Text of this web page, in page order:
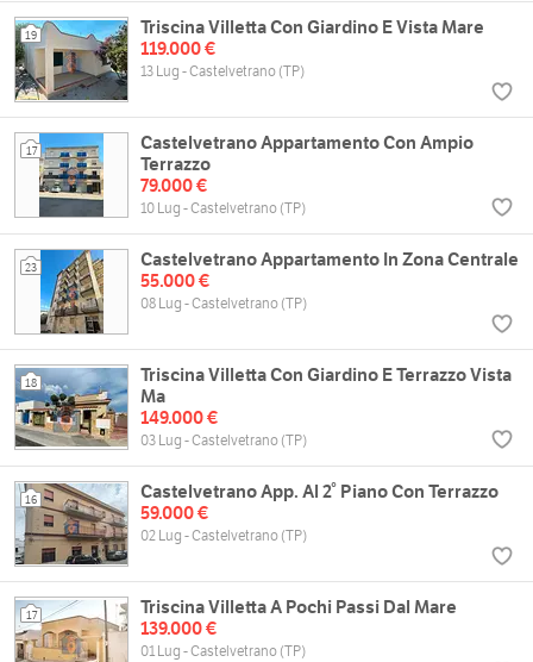
19
Triscina Villetta Con Giardino E Vista Mare
119.000 €
13 Lug - Castelvetrano (TP)
17
Castelvetrano Appartamento Con Ampio
Terrazzo
79.000 €
10 Lug - Castelvetrano (TP)
23
Castelvetrano Appartamento In Zona Centrale
55.000 €
08 Lug - Castelvetrano (TP)
18
Triscina Villetta Con Giardino E Terrazzo Vista
Ma
149.000 €
03 Lug - Castelvetrano (TP)
16
Castelvetrano App. Al 2° Piano Con Terrazzo
59.000 €
02 Lug - Castelvetrano (TP)
17
Triscina Villetta A Pochi Passi Dal Mare
139.000 €
01 Lug - Castelvetrano (TP)